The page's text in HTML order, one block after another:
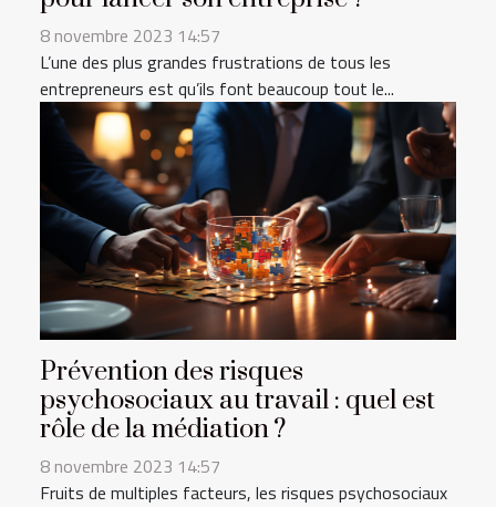
8 novembre 2023 14:57
L’une des plus grandes frustrations de tous les
entrepreneurs est qu’ils font beaucoup tout le...
Prévention des risques
psychosociaux au travail : quel est
rôle de la médiation ?
8 novembre 2023 14:57
Fruits de multiples facteurs, les risques psychosociaux